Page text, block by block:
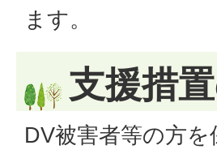
ます。
支援措
DV被害者等の方